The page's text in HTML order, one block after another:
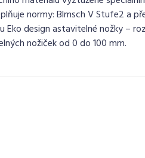
normy: Blmsch V Stufe2 a
Eko design astavitelné nožky –
nožiček od 0 do 100 mm.